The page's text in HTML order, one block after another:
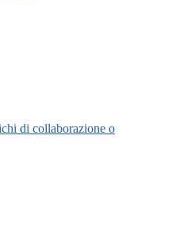
di collaborazione o